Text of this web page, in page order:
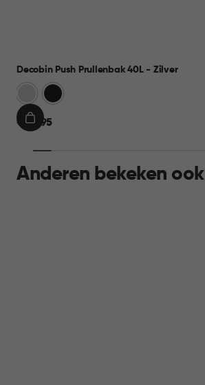
Decobin Push Prullenbak 40L - Zilver
Zwart
€€ 44,95
IN
Anderen bekeken ook